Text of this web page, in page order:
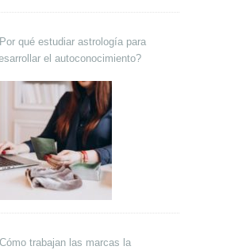
qué estudiar astrología para
el autoconocimiento?
trabajan las marcas la